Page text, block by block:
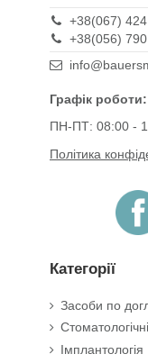
+38(067)
+38(056)
Графік роботи:
ПН-ПТ: 08:00 -
Політика
Категорії
Засоби по
Імплантологія